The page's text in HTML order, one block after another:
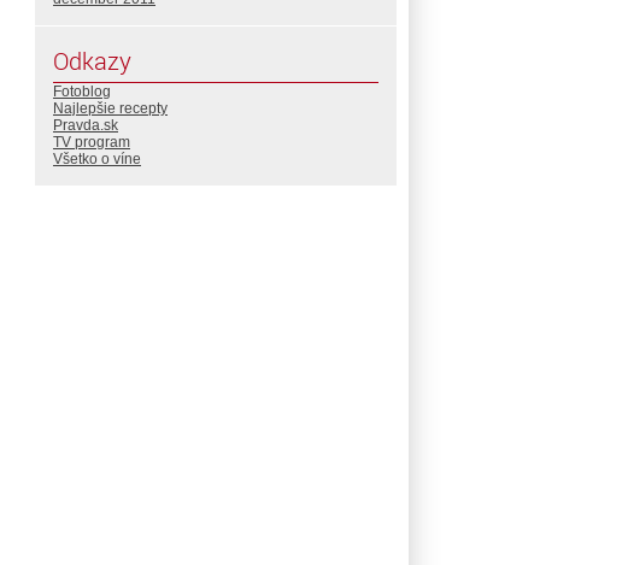
Odkazy
Fotoblog
Najlepšie recepty
Pravda.sk
TV program
Všetko o víne